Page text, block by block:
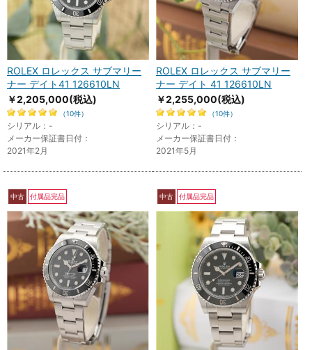
ROLEX ロレックス サブマリー
ナー デイト41 126610LN
￥2,205,000(税込)
（10件）
シリアル：-
メーカー保証書日付：
2021年2月
ROLEX ロレックス サブマリー
ナー デイト 41 126610LN
￥2,255,000(税込)
（10件）
シリアル：-
メーカー保証書日付：
2021年5月
中古 付属品完品 中古 付属品完品